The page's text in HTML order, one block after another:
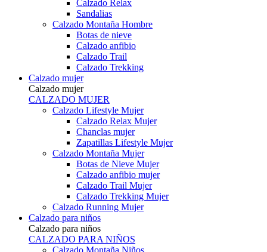
Calzado Relax
Sandalias
Calzado Montaña Hombre
Botas de nieve
Calzado anfibio
Calzado Trail
Calzado Trekking
Calzado mujer
Calzado mujer
CALZADO MUJER
Calzado Lifestyle Mujer
Calzado Relax Mujer
Chanclas mujer
Zapatillas Lifestyle Mujer
Calzado Montaña Mujer
Botas de Nieve Mujer
Calzado anfibio mujer
Calzado Trail Mujer
Calzado Trekking Mujer
Calzado Running Mujer
Calzado para niños
Calzado para niños
CALZADO PARA NIÑOS
Calzado Montaña Niños